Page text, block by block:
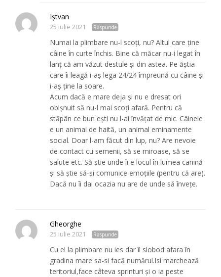
Iștvan
25 iulie 2021 Răspunde
Numai la plimbare nu-l scoți, nu? Altul care ține
câine în curte închis. Bine că măcar nu-i legat în
lanț că am văzut destule și din astea. Pe ăștia
care îi leagă i-aș lega 24/24 împreună cu câine și
i-aș ține la soare.
Acum dacă e mare deja și nu e dresat ori
obișnuit să nu-l mai scoți afară. Pentru că
stăpân ce bun ești nu l-ai învățat de mic. Câinele
e un animal de haită, un animal eminamente
social. Doar l-am făcut din lup, nu? Are nevoie
de contact cu semenii, să se miroase, să se
salute etc. Să știe unde îi e locul în lumea canină
și să știe să-și comunice emoțiile (pentru că are).
Dacă nu îi dai ocazia nu are de unde să învețe.
Gheorghe
25 iulie 2021 Răspunde
Cu el la plimbare nu ies dar îl slobod afara în
gradina mare sa-si facă numărul.Isi marchează
teritoriul,face câteva sprinturi și o ia peste